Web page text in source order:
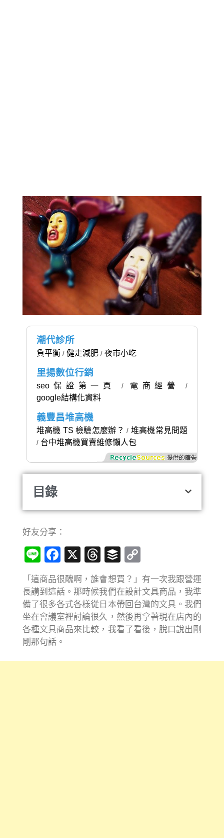
潮代診所
負平衡/ 健走減肥/ 夜市小吃
里揚數位行銷
seo保證第一頁 / 電商經營 /
google結構化資料
義豐昌堆高機
堆高機 TS 檢驗怎麼辦？ / 堆高機常見問題
/ 台中堆高機買賣維修懶人包
目錄
好友分享：
LineFacebook
X Threads
Buffer
Link
「這商品很醜啊，誰會想買？」有一次我跟營運
長講到這話。那時候我們在設計文具商品，我準
備了很多各式各樣從日本帶回台灣的文具。我們
坐在會議室裡討論很久，然後再拿著現在店內的
各種文具商品來比較，我看了看後，脫口說出剛
剛那句話。